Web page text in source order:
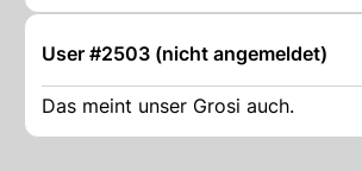
User #2503 (nicht angemeldet)
Das meint unser Grosi auch.